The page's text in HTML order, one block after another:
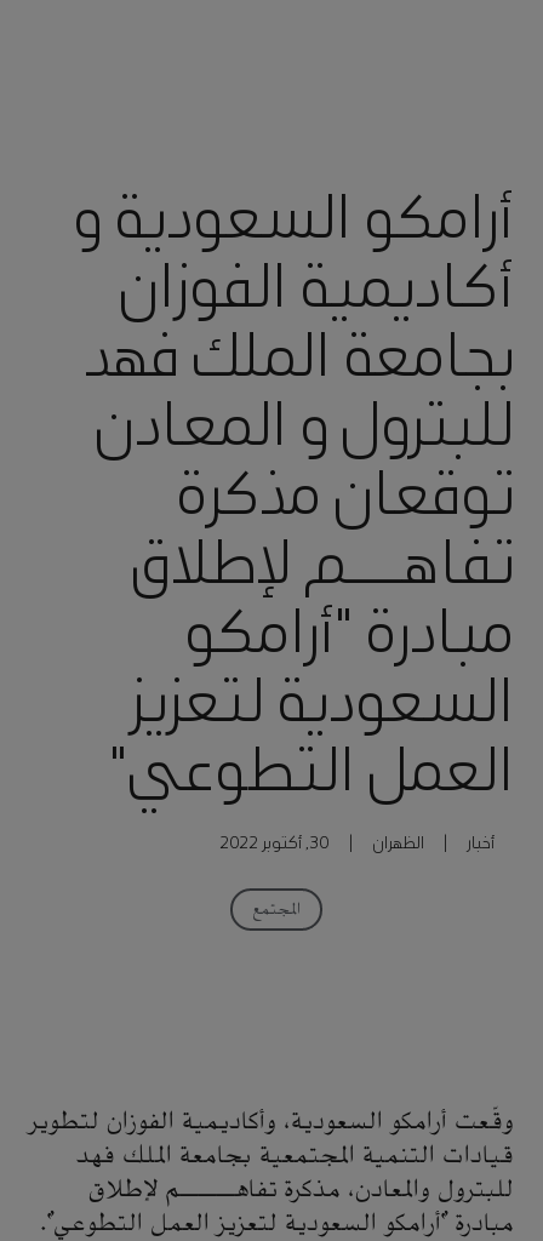
أرامكو السعودية و
أكاديمية الفوزان
بجامعة الملك فهد
للبترول و المعادن
توقعان مذكرة
تفاهـــم لإطلاق
مبادرة "أرامكو
السعودية لتعزيز
العمل التطوعي"
أخبار الظهران 30, أكتوبر 2022
المجتمع
وقّعت أرامكو السعودية، وأكاديمية الفوزان لتطوير
قيادات التنمية المجتمعية بجامعة الملك فهد
للبترول والمعادن، مذكرة تفاهـــم لإطلاق
مبادرة "أرامكو السعودية لتعزيز العمل التطوعي".